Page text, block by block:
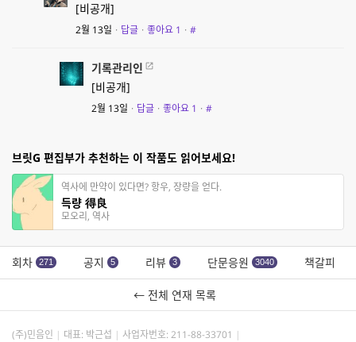
[비공개]
2월 13일 · 답글 · 좋아요 1 · #
기록관리인
[비공개]
2월 13일 · 답글 · 좋아요 1 · #
브릿G 편집부가 추천하는 이 작품도 읽어보세요!
역사에 만약이 있다면? 항우, 장량을 얻다.
득량 得良
모오리, 역사
회차 271 공지 5 리뷰 3 단문응원 3040 책갈피
← 전체 연재 목록
(주)민음인 대표: 박근섭 사업자번호: 211-88-33701